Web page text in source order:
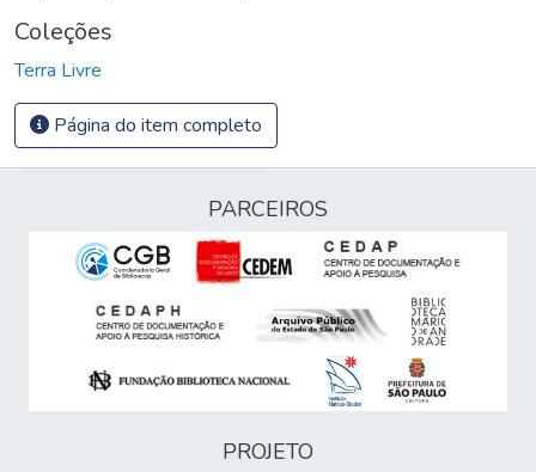
Coleções
Terra Livre
Página do item completo
PARCEIROS
PROJETO